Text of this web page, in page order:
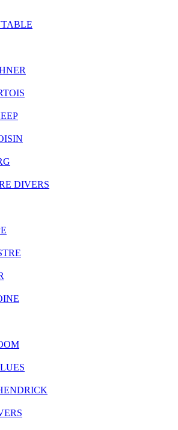
DIVERS